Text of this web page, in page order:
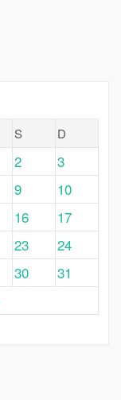
S D
2
3
9
10
16
17
23
24
30 31